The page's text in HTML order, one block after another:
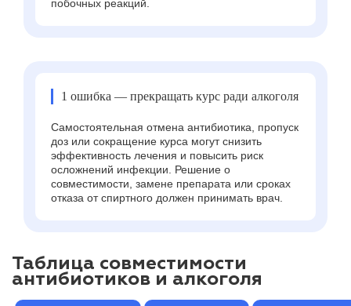
побочных реакций.
1 ошибка — прекращать курс ради алкоголя
Самостоятельная отмена антибиотика, пропуск
доз или сокращение курса могут снизить
эффективность лечения и повысить риск
осложнений инфекции. Решение о
совместимости, замене препарата или сроках
отказа от спиртного должен принимать врач.
Таблица совместимости
антибиотиков и алкоголя